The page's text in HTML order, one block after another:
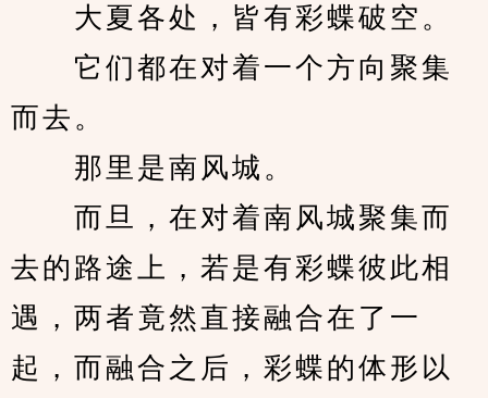
大夏各处，皆有彩蝶破空。
它们都在对着一个方向聚集
而去。
那里是南风城。
而旦，在对着南风城聚集而
去的路途上，若是有彩蝶彼此相
遇，两者竟然直接融合在了一
起，而融合之后，彩蝶的体形以